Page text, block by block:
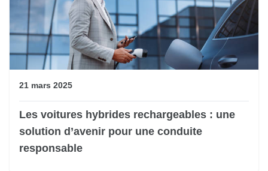
21 mars 2025
Les voitures hybrides rechargeables : une
solution d’avenir pour une conduite
responsable